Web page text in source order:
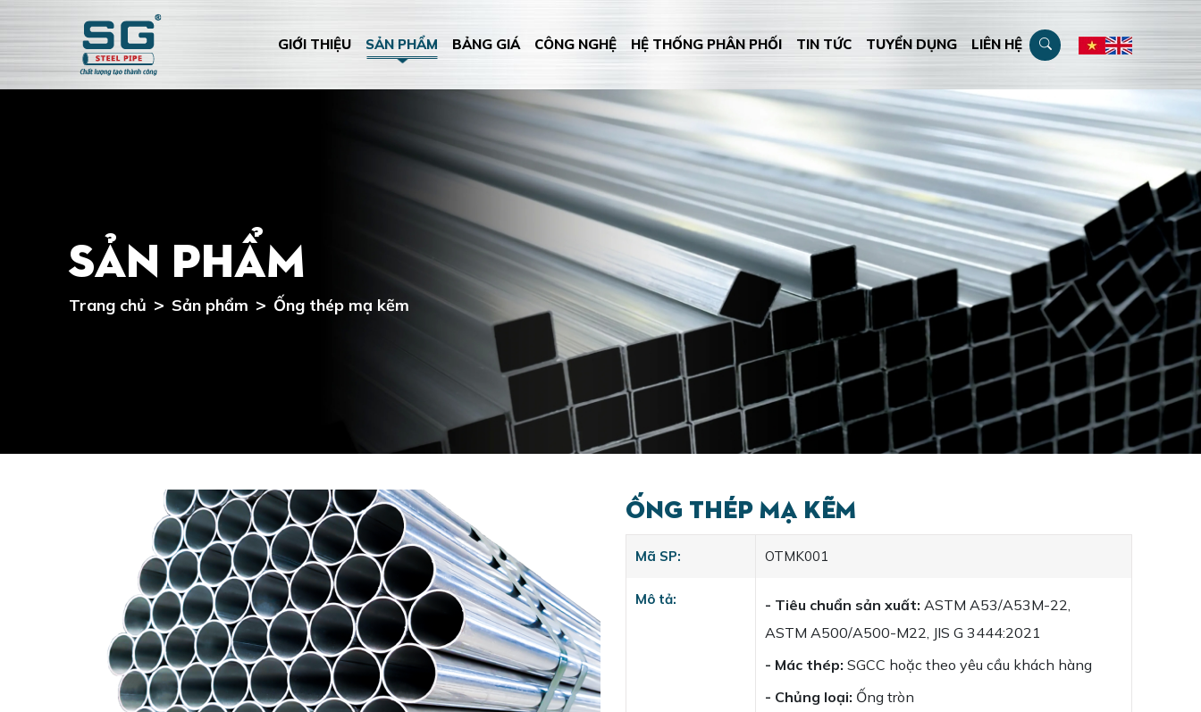
GIỚI THIỆU SẢN PHẨM BẢNG GIÁ CÔNG NGHỆ HỆ THỐNG PHÂN PHỐI TIN TỨC TUYỂN DỤNG LIÊN HỆ
Sản phẩm
Trang chủ Sản phẩm Ống thép mạ kẽm
Ống Thép Mạ Kẽm
Mã SP: OTMK001
Mô tả: - Tiêu chuẩn sản xuất: ASTM A53/A53M-22,
ASTM A500/A500-M22, JIS G 3444:2021
- Mác thép: SGCC hoặc theo yêu cầu khách hàng
- Chủng loại: Ống tròn